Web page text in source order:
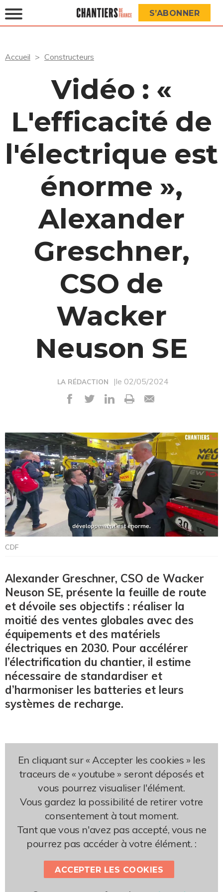
S’ABONNER
Accueil Constructeurs
Vidéo : «
L'efficacité de
l'électrique est
énorme »,
Alexander
Greschner,
CSO de
Wacker
Neuson SE
LA RÉDACTION |le 02/05/2024
CDF
Alexander Greschner, CSO de Wacker
Neuson SE, présente la feuille de route
et dévoile ses objectifs : réaliser la
moitié des ventes globales avec des
équipements et des matériels
électriques en 2030. Pour accélérer
l’électrification du chantier, il estime
nécessaire de standardiser et
d’harmoniser les batteries et leurs
systèmes de recharge.
En cliquant sur « Accepter les cookies » les
traceurs de « youtube » seront déposés et
vous pourrez visualiser l'élément.
Vous gardez la possibilité de retirer votre
consentement à tout moment.
Tant que vous n'avez pas accepté, vous ne
pourrez pas accéder à votre élément. :
ACCEPTER LES COOKIES